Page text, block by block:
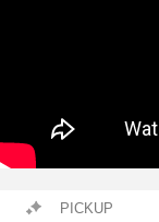
PICKUP